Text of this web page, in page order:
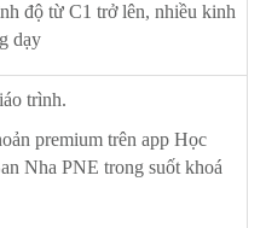
độ từ C1 trở lên, nhiều kinh
dạy
trình.
premium trên app Học
Nha PNE trong suốt khoá